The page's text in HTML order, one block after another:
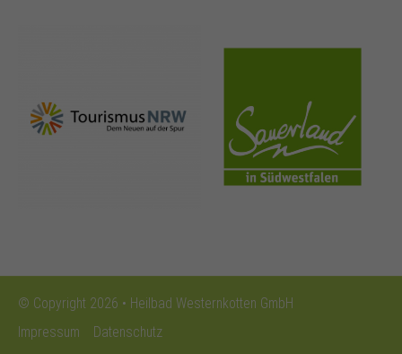
nrw-
tourismus.de
sauerland.co
m
© Copyright 2026 • Heilbad Westernkotten GmbH
Impressum
Datenschutz